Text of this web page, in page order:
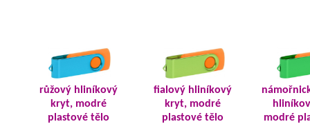
růžový hliníkový
kryt, modré
plastové tělo
fialový hliníkový
kryt, modré
plastové tělo
modré